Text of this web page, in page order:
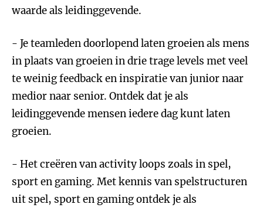
waarde als leidinggevende.
- Je teamleden doorlopend laten groeien als mens
in plaats van groeien in drie trage levels met veel
te weinig feedback en inspiratie van junior naar
medior naar senior. Ontdek dat je als
leidinggevende mensen iedere dag kunt laten
groeien.
- Het creëren van activity loops zoals in spel,
sport en gaming. Met kennis van spelstructuren
uit spel, sport en gaming ontdek je als